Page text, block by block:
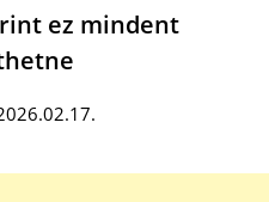
ez mindent